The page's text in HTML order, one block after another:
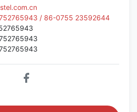
/ 86-0755 23592644